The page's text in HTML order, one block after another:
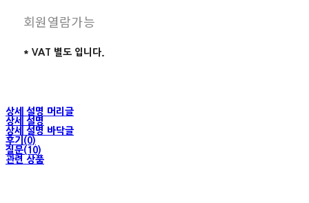
회원열람가능
* VAT 별도 입니다.
상세 설명 머리글
상세 설명
상세 설명 바닥글
후기(0)
질문(10)
관련 상품